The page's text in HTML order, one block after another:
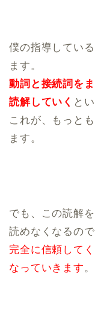
僕の指導してい
ます。
動詞と接続詞を
読解していく と
これが、もっと
ます。
でも、この読解
読めなくなるので
完全に信頼して
なっていきます。